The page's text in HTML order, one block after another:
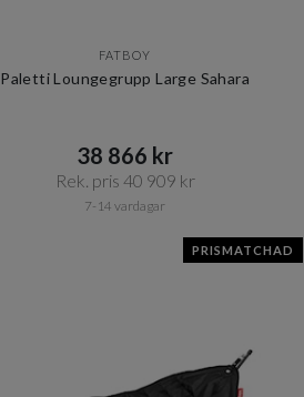
FATBOY
Paletti Loungegrupp Large Sahara
38 866 kr​​
Rek. pris 40 909 kr​​
7-14 vardagar
PRISMATCHAD